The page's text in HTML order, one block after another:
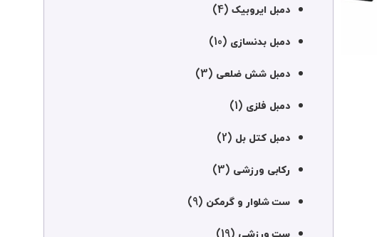
دمبل ایروبیک (4)
دمبل بدنسازی (10)
دمبل شش ضلعی (3)
دمبل فلزی (1)
دمبل کتل بل (2)
رکابی ورزشی (3)
ست شلوار و گرمکن (9)